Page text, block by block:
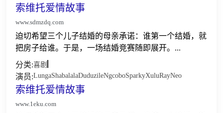
索维托爱情故事
www.sdmzdq.com
迫切希望三个儿子结婚的母亲承诺：谁第一个结婚，就
把房子给谁。于是，一场结婚竞赛随即展开。...
分类:喜剧
演员:LungaShabalalaDuduzileNgcoboSparkyXuluRayNeo
索维托爱情故事
www.1eku.com